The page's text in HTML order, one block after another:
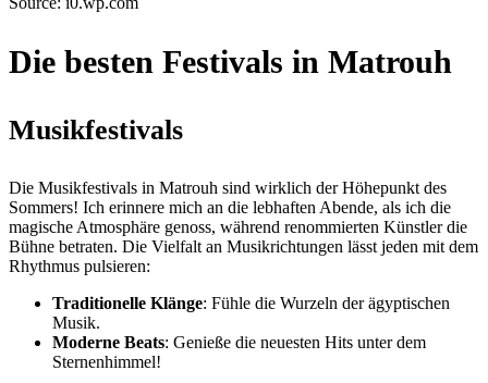
Die besten Festivals in Matrouh
Musikfestivals
Die Musikfestivals in Matrouh sind wirklich der Höhepunkt des
Sommers! Ich erinnere mich an die lebhaften Abende, als ich die
magische Atmosphäre genoss, während renommierten Künstler die
Bühne betraten. Die Vielfalt an Musikrichtungen lässt jeden mit dem
Rhythmus pulsieren:
Traditionelle Klänge: Fühle die Wurzeln der ägyptischen
Musik.
Moderne Beats: Genieße die neuesten Hits unter dem
Sternenhimmel!